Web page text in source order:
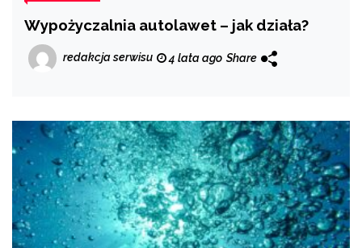
Wypożyczalnia autolawet – jak działa?
redakcja serwisu 4 lata ago Share